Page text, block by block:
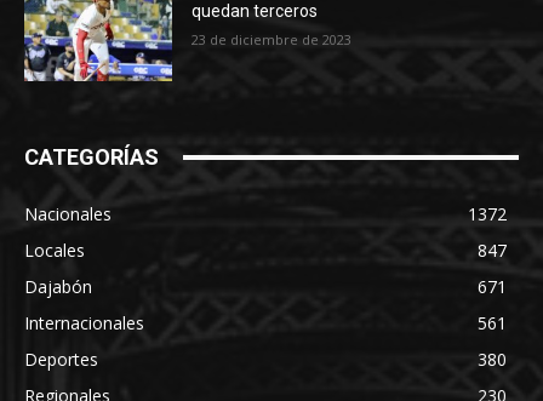
quedan terceros
23 de diciembre de 2023
CATEGORÍAS
Nacionales
1372
Locales
847
Dajabón
671
Internacionales
561
Deportes
380
Regionales
230